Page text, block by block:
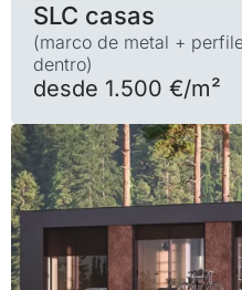
SLC casas
(marco de metal +
dentro)
desde 1.500 €/m²